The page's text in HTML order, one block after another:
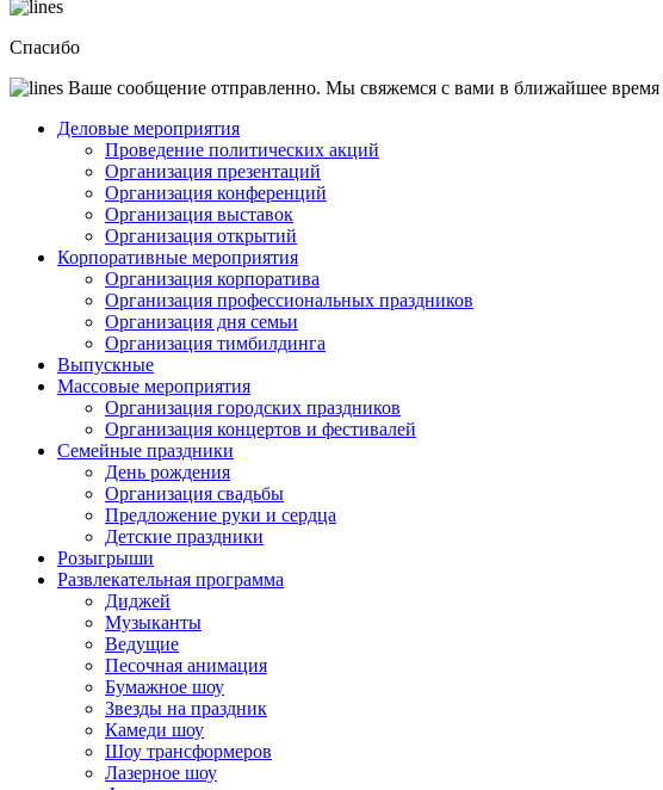
Спасибо
Ваше сообщение отправленно. Мы свяжемся с вами в ближайшее время
Деловые мероприятия
Проведение политических акций
Организация презентаций
Организация конференций
Организация выставок
Организация открытий
Корпоративные мероприятия
Организация корпоратива
Организация профессиональных праздников
Организация дня семьи
Организация тимбилдинга
Выпускные
Массовые мероприятия
Организация городских праздников
Организация концертов и фестивалей
Семейные праздники
День рождения
Организация свадьбы
Предложение руки и сердца
Детские праздники
Розыгрыши
Развлекательная программа
Диджей
Музыканты
Ведущие
Песочная анимация
Бумажное шоу
Звезды на праздник
Камеди шоу
Шоу трансформеров
Лазерное шоу